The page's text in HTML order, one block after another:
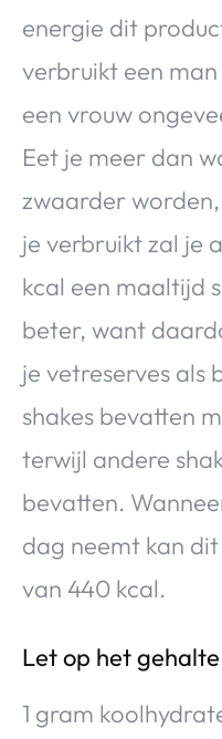
energie dit
verbruikt een
een vrouw
Eet je meer dan
zwaarder
je verbruikt zal je
kcal een maaltijd
beter, want
je vetreserves als
shakes bevatten
terwijl andere
bevatten.
dag neemt kan dit
van 440 kcal.
Let op het
1 gram